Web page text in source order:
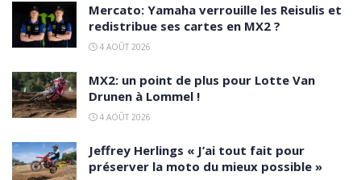
Mercato: Yamaha verrouille les Reisulis et
redistribue ses cartes en MX2 ?
4 AOÛT 2026
MX2: un point de plus pour Lotte Van
Drunen à Lommel !
4 AOÛT 2026
Jeffrey Herlings « J’ai tout fait pour
préserver la moto du mieux possible »